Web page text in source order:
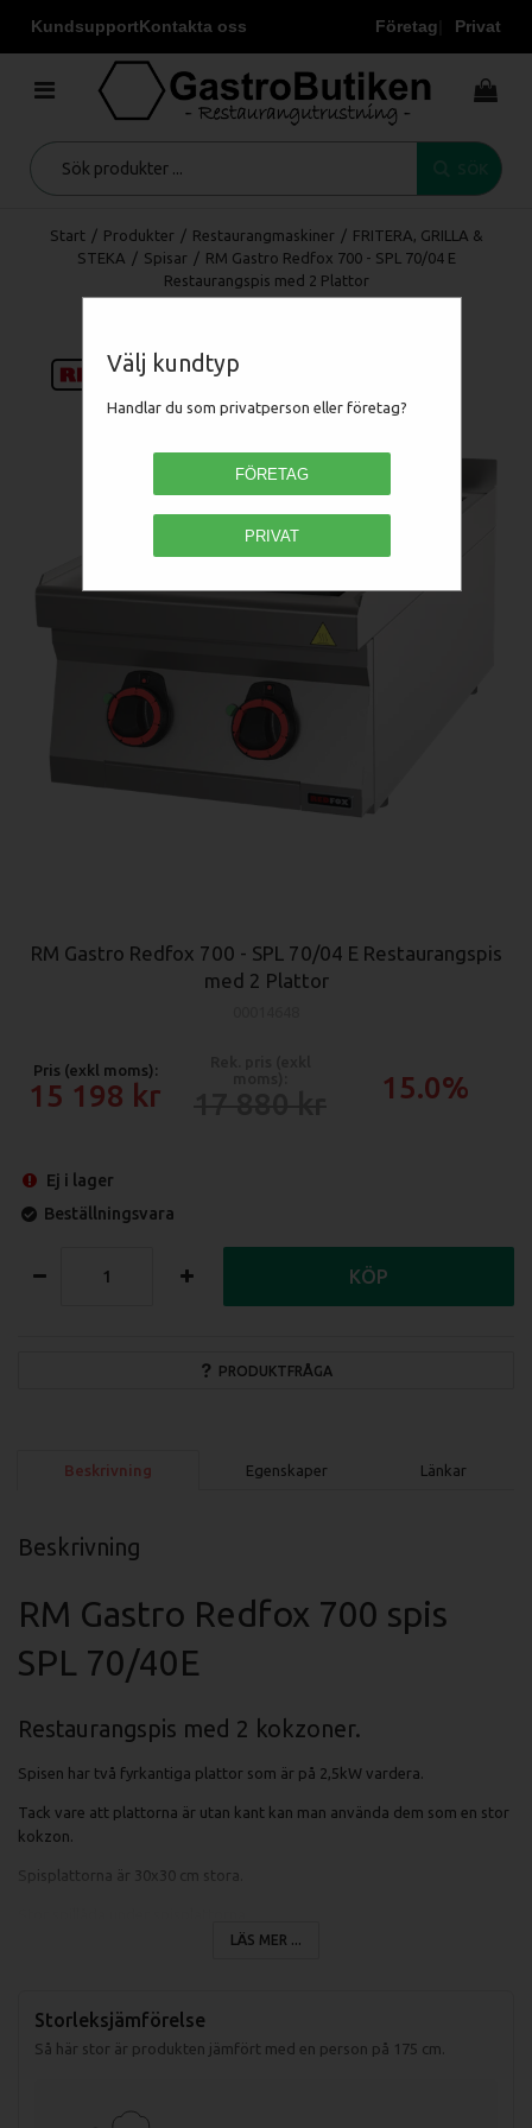
KundsupportKontakta oss Företag Privat
Välj kundtyp
Handlar du som privatperson eller företag?
FÖRETAG
PRIVAT
Start / Produkter / Restaurangmaskiner / FRITERA, GRILLA &
STEKA / Spisar / RM Gastro Redfox 700 - SPL 70/04 E
Restaurangspis med 2 Plattor
RM Gastro Redfox 700 - SPL 70/04 E Restaurangspis
med 2 Plattor
Pris (exkl moms):
15 198 15.0%
Ej i lager
Beställningsvara
PRODUKTFRÅGA
KÖP
Beskrivning Egenskaper Länkar
Beskrivning
RM Gastro Redfox 700 spis
SPL 70/40E
Restaurangspis med 2 kokzoner.
Spisen har två fyrkantiga plattor som är på 2,5kW vardera.
Tack vare att plattorna är utan kant kan man använda dem som en stor
kokzon.
Spisplattorna är 30x30 cm stora.
Mått (LxBxH): 400x700x330 mm
Vikt (netto): 39 kg
LÄS MER ...
Storleksjämförelse
Så här stor är produkten jämfört med en person på 175 cm.